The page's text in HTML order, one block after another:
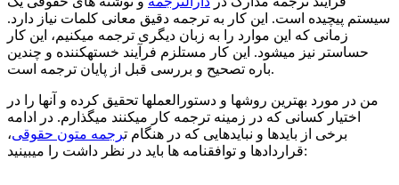
سیستم پیچیده است. این کار به ترجمه دقیق معانی کلمات نیاز دارد.
زمانی که این موارد را به زبان دیگری ترجمه می‏کنیم، این کار
حساس‏تر نیز می‏شود. این کار مستلزم فرآیند خسته‏کننده و چندین
باره تصحیح و بررسی قبل از پایان ترجمه است.
من در مورد بهترین روش‏ها و دستورالعمل‏ها تحقیق کرده و آنها را در
اختیار کسانی که در زمینه ترجمه کار می‏کنند می‏گذارم. در ادامه
برخی از بایدها و نبایدهایی که در هنگام ترجمه متون حقوقی،
قراردادها و توافق‏نامه‏ ها باید در نظر داشت را می‏بینید: